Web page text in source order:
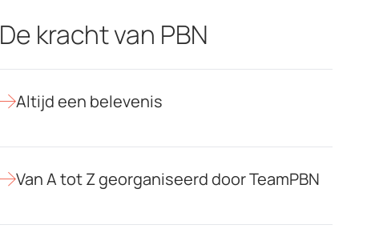
De kracht van PBN
Altijd een belevenis
Van A tot Z georganiseerd door TeamPBN